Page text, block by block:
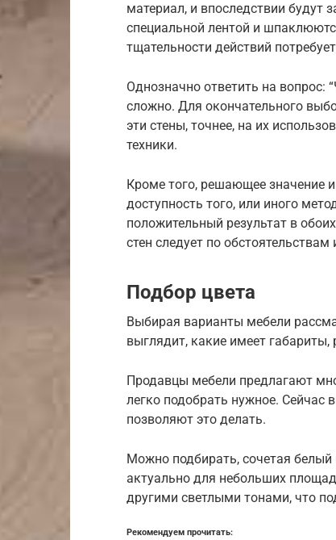
материал, и впоследствии будут
специальной лентой и
тщательности действий
Однозначно ответить на вопрос:
сложно. Для окончательного
эти стены, точнее, на их
техники.
Кроме того, решающее значение
доступность того, или иного
положительный результат в
стен следует по
Подбор цвета
Выбирая варианты мебели
выглядит, какие имеет габариты,
Продавцы мебели предлагают
легко подобрать нужное. Сейчас
позволяют это делать.
Можно подбирать, сочетая
актуально для небольших
другими светлыми тонами, что
Рекомендуем прочитать: